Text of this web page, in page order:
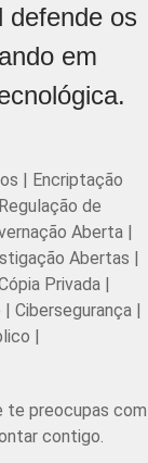
defende os
em
| Encriptação
de
Aberta |
Abertas |
Privada |
Cibersegurança |
|
te preocupas com
contigo.